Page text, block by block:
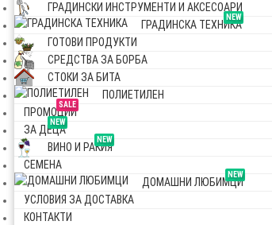
ГРАДИНСКИ ИНСТРУМЕНТИ И АКСЕСОАРИ
NEW
ГРАДИНСКА ТЕХНИКА
ГОТОВИ ПРОДУКТИ
СРЕДСТВА ЗА БОРБА
СТОКИ ЗА БИТА
ПОЛИЕТИЛЕН
SALE
ПРОМОЦИИ
NEW
ЗА ДЕЦА
NEW
ВИНО И РАКИЯ
СЕМЕНА
NEW
ДОМАШНИ ЛЮБИМЦИ
УСЛОВИЯ ЗА ДОСТАВКА
КОНТАКТИ